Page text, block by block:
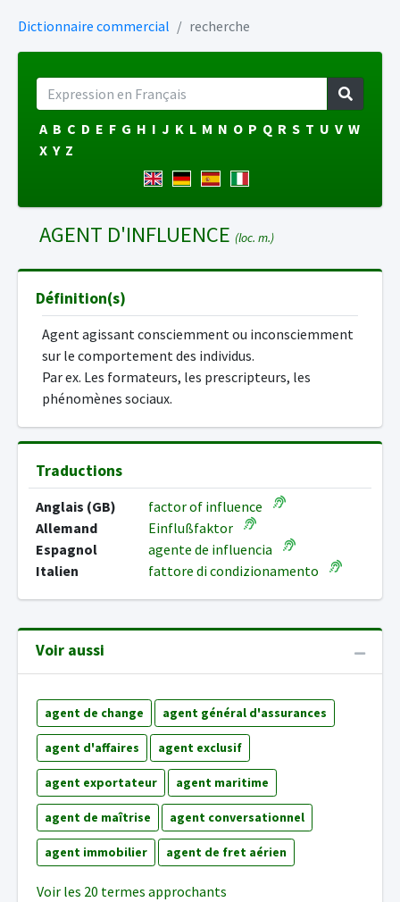
Dictionnaire commercial recherche
A B C D E F G H I J K L M N O P Q R S T U V W
X Y Z
AGENT D'INFLUENCE (loc. m.)
Définition(s)
Agent agissant consciemment ou inconsciemment
sur le comportement des individus.
Par ex. Les formateurs, les prescripteurs, les
phénomènes sociaux.
Traductions
Anglais (GB)
factor of influence
Allemand
Einflußfaktor
Espagnol
agente de influencia
Italien
fattore di condizionamento
Voir aussi
agent de change agent général d'assurances
agent d'affaires agent exclusif
agent exportateur agent maritime
agent de maîtrise agent conversationnel
agent immobilier agent de fret aérien
Voir les 20 termes approchants